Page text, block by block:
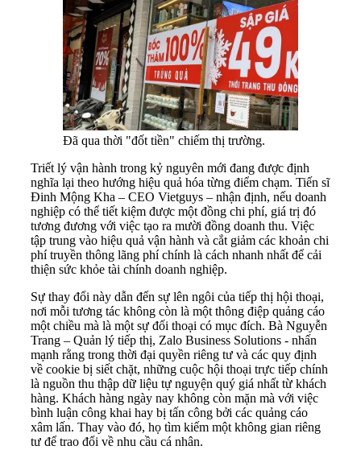
Đã qua thời "đốt tiền" chiếm thị trường.
Triết lý vận hành trong kỷ nguyên mới đang được định
nghĩa lại theo hướng hiệu quả hóa từng điểm chạm. Tiến sĩ
Đinh Mộng Kha – CEO Vietguys – nhận định, nếu doanh
nghiệp có thể tiết kiệm được một đồng chi phí, giá trị đó
tương đương với việc tạo ra mười đồng doanh thu. Việc
tập trung vào hiệu quả vận hành và cắt giảm các khoản chi
phí truyền thông lãng phí chính là cách nhanh nhất để cải
thiện sức khỏe tài chính doanh nghiệp.
Sự thay đổi này dẫn đến sự lên ngôi của tiếp thị hội thoại,
nơi mỗi tương tác không còn là một thông điệp quảng cáo
một chiều mà là một sự đối thoại có mục đích. Bà Nguyễn
Trang – Quản lý tiếp thị, Zalo Business Solutions - nhấn
mạnh rằng trong thời đại quyền riêng tư và các quy định
về cookie bị siết chặt, những cuộc hội thoại trực tiếp chính
là nguồn thu thập dữ liệu tự nguyện quý giá nhất từ khách
hàng. Khách hàng ngày nay không còn mặn mà với việc
bình luận công khai hay bị tấn công bởi các quảng cáo
xâm lấn. Thay vào đó, họ tìm kiếm một không gian riêng
tư để trao đổi về nhu cầu cá nhân.